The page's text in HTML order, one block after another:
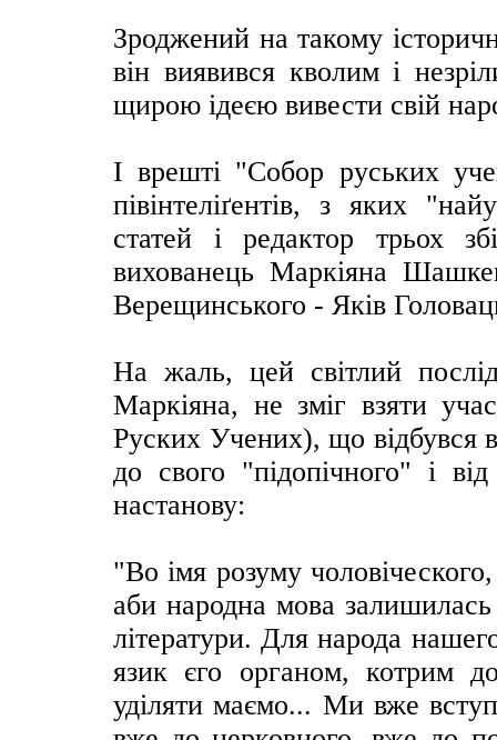
Зроджений на такому
він виявився кволим і
щирою ідеєю вивести свій
І врешті "Собор руських
півінтеліґентів, з яких
статей і редактор трьох
вихованець Маркіяна
Верещинського - Яків
На жаль, цей світлий
Маркіяна, не зміг взяти
Руских Учених), що відбувся
до свого "підопічного" і
настанову:
"Во імя розуму
аби народна мова
літератури. Для народа
язик єго органом, котрим
уділяти маємо... Ми вже